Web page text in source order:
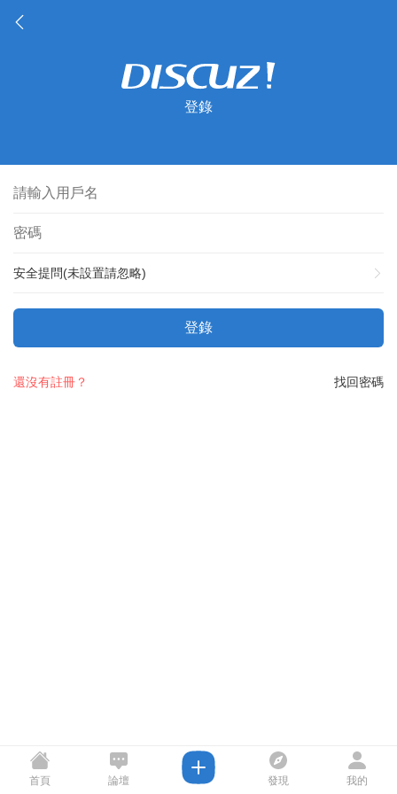
登錄
安全提問(未設置請忽略)
登錄
找回密碼
還沒有註冊？
首頁 論壇 發現 我的